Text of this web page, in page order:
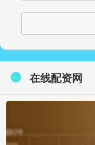
在线配资网